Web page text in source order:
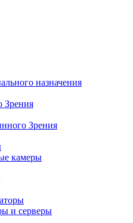
назначения
Зрения
камеры
и серверы